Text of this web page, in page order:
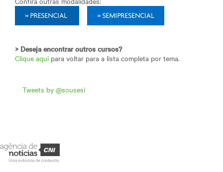
> Deseja encontrar outros cursos?
Clique aqui para voltar para a lista completa por tema.
Tweets by @sousesi